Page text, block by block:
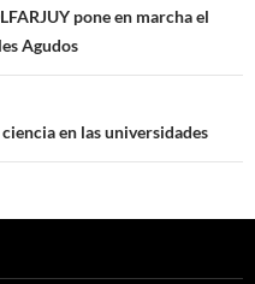
pone en marcha el
Agudos
en las universidades